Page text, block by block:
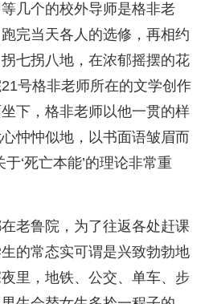
几个的校外导师是格非老
完当天各人的选修，再相约
七拐八地，在浓郁摇摆的花
号格非老师所在的文学创作
下，格非老师以他一贯的样
忡忡似地，以书面语皱眉而
‘死亡本能’的理论非常重
老鲁院，为了往返各处赶课
的常态实可谓是兴致勃勃地
里，地铁、公交、单车、步